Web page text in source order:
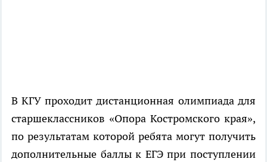
В КГУ проходит дистанционная олимпиада для
старшеклассников «Опора Костромского края»,
по результатам которой ребята могут получить
дополнительные баллы к ЕГЭ при поступлении